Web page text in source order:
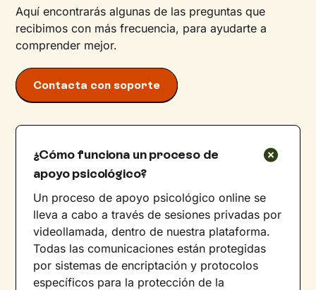
Aquí encontrarás algunas de las preguntas que
recibimos con más frecuencia, para ayudarte a
comprender mejor.
Contacta con soporte
¿Cómo funciona un proceso de
apoyo psicológico?
Un proceso de apoyo psicológico online se
lleva a cabo a través de sesiones privadas por
videollamada, dentro de nuestra plataforma.
Todas las comunicaciones están protegidas
por sistemas de encriptación y protocolos
específicos para la protección de la